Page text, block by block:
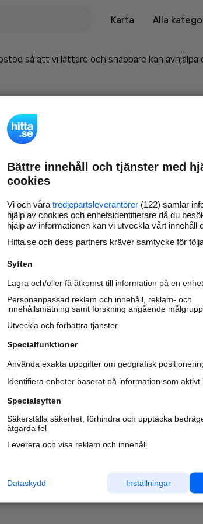
Karta
Alla
så att vi lättare och snabbare kan avhjälpa
Marknadsför
nya kunder och
samarbetspartners
Läs mer här
Bättre innehåll och tjänster med
cookies
Vi och våra tredjepartsleverantörer (122) samlar
hjälp av cookies och enhetsidentifierare då du
hjälp av informationen kan vi utveckla vårt innehåll
Hitta.se och dess partners kräver samtycke för
Syften
Lagra och/eller få åtkomst till information på en enhet
Personanpassad reklam och innehåll, reklam- och
innehållsmätning samt forskning angående målgrupp
Utveckla och förbättra tjänster
Specialfunktioner
Använda exakta uppgifter om geografisk
Identifiera enheter baserat på information som aktivt
Specialsyften
Säkerställa säkerhet, förhindra och upptäcka
åtgärda fel
Leverera och visa reklam och innehåll
Inställningar
Dataskydd